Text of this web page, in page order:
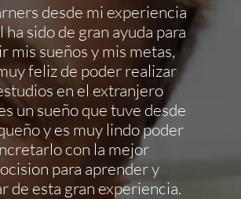
desde mi experiencia
ha sido de gran ayuda para
mis sueños y mis metas,
feliz de poder realizar
en el extranjero
un sueño que tuve desde
y es muy lindo poder
con la mejor
para aprender y
de esta gran experiencia.
su
todo